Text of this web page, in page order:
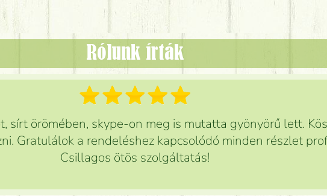
Rólunk írták
sírt örömében, skype-on meg is mutatta gyönyörű lett.
Gratulálok a rendeléshez kapcsolódó minden részlet
Csillagos ötös szolgáltatás!